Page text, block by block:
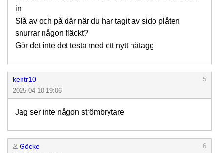
in
Slå av och på där när du har tagit av sido plåten
snurrar någon fläckt?
Gör det inte det testa med ett nytt nätagg
kentr10
5
2025-04-10 19:06
Jag ser inte någon strömbrytare
Göcke
6